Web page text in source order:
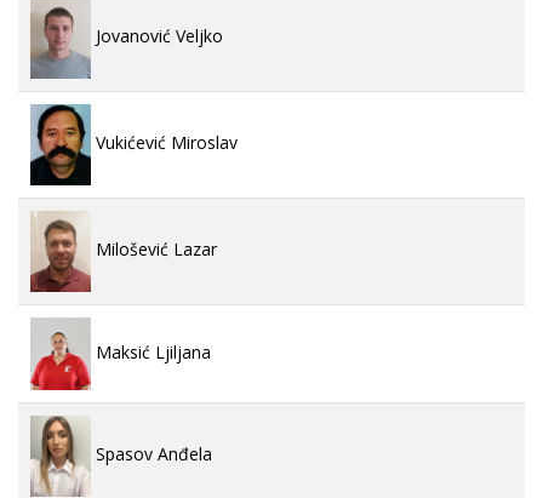
Jovanović Veljko
Vukićević Miroslav
Milošević Lazar
Maksić Ljiljana
Spasov Anđela